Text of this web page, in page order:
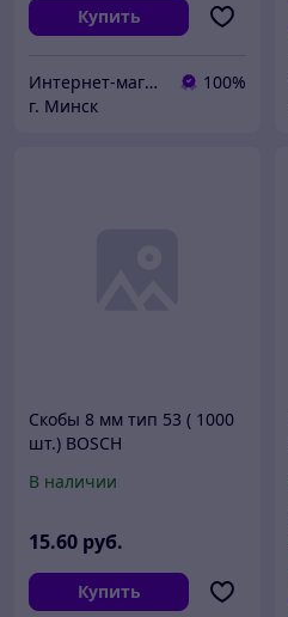
Купить
Интернет-магазин 24маркет.бел
100%
г. Минск
Скобы 8 мм тип 53 ( 1000
шт.) BOSCH
В наличии
15.60 руб.
Купить